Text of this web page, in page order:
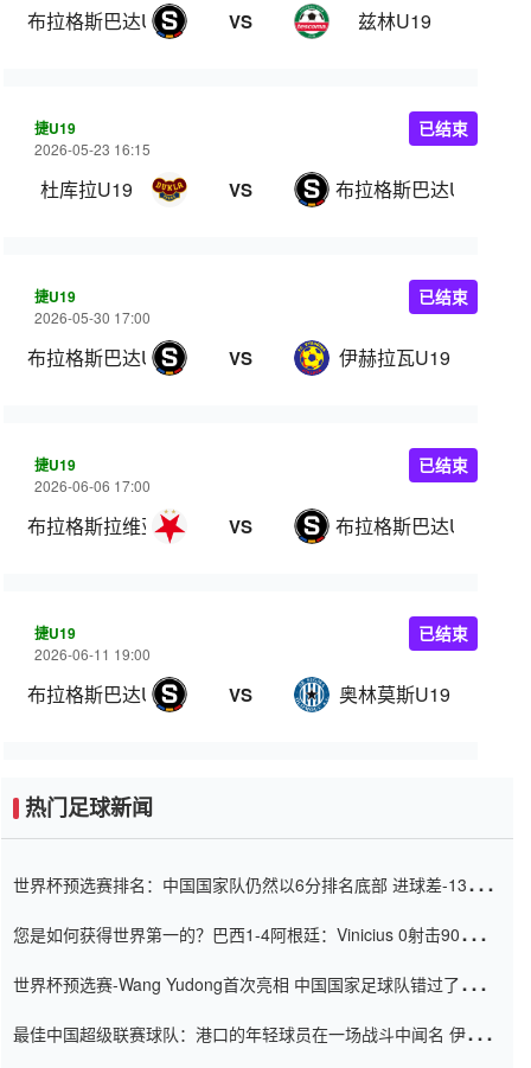
布拉格斯巴达U19 VS 兹林U19
捷U19
2026-05-23 16:15
杜库拉U19 VS 布拉格斯巴达U19
已结束
捷U19
2026-05-30 17:00
布拉格斯巴达U19 VS 伊赫拉瓦U19
已结束
捷U19
2026-06-06 17:00
布拉格斯拉维亚U19 VS 布拉格斯巴达U19
已结束
捷U19
2026-06-11 19:00
布拉格斯巴达U19 VS 奥林莫斯U19
已结束
热门足球新闻
世界杯预选赛排名：中国国家队仍然以6分排名底部 进球差-13令人
您是如何获得世界第一的？巴西1-4阿根廷：Vinicius 0射击90分钟
世界杯预选赛-Wang Yudong首次亮相 中国国家足球队错过了世界
最佳中国超级联赛球队：港口的年轻球员在一场战斗中闻名 伊万放